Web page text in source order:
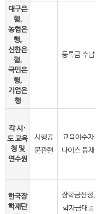
대구은
행,
농협은
행,
신한은
행,
국민은
행,
기업은
행
등록금 수납
각 시·
도 교육
청 및
연수원
시행공
문관련
교육이수자
나이스 등재
한국장
학재단
장학금신청,
학자금대출